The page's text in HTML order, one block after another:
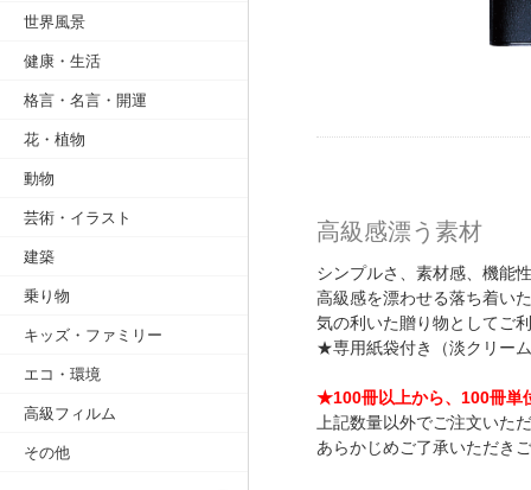
高級感漂う素材
シンプルさ、素材感、機能
高級感を漂わせる落ち着い
気の利いた贈り物としてご
★専用紙袋付き（淡クリー
★100冊以上から、100冊単
上記数量以外でご注文いた
あらかじめご了承いただき
世界風景
健康・生活
格言・名言・開運
花・植物
動物
芸術・イラスト
建築
乗り物
キッズ・ファミリー
エコ・環境
高級フィルム
その他